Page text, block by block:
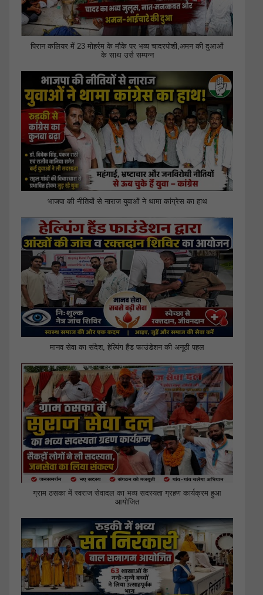
पिरान कलियर में 23 मोहर्रम के मौके पर भव्य चादरपोशी,अमन की दुआओं
के साथ उर्स सम्पन्न
भाजपा की नीतियों से नाराज युवाओं ने थामा कांग्रेस का हाथ
मानव सेवा का संदेश, हेल्पिंग हैंड फाउंडेशन की अनूठी पहल
ग्राम ठसका में स्वराज सेवादल का भव्य सदस्यता ग्रहण कार्यक्रम हुआ
आयोजित